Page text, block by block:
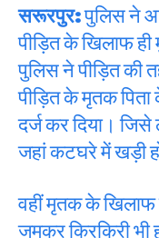
सरूरपुर:पुलिस ने
पीड़ित के खिलाफ ही
पुलिस ने पीड़ित की
पीड़ित के मृतक
दर्ज कर दिया।
जहां कटघरे में खड़ी
वहीं मृतक के खिलाफ
जमकर किरकिरी भी